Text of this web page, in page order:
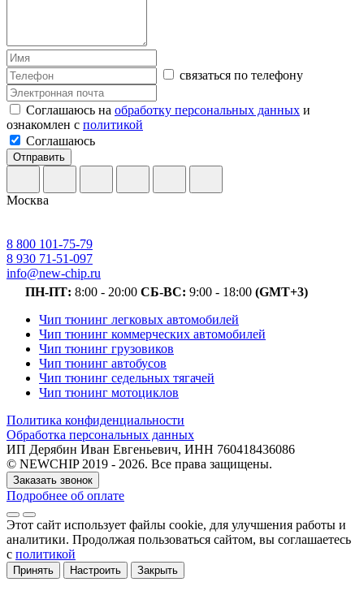
связаться по телефону
Соглашаюсь на обработку персональных данных и
ознакомлен с политикой
Соглашаюсь
Отправить
Москва
8 800 101-75-79
8 930 71-51-097
info@new-chip.ru
ПН-ПТ: 8:00 - 20:00 СБ-ВС: 9:00 - 18:00 (GMT+3)
Чип тюнинг легковых автомобилей
Чип тюнинг коммерческих автомобилей
Чип тюнинг грузовиков
Чип тюнинг автобусов
Чип тюнинг седельных тягачей
Чип тюнинг мотоциклов
Политика конфиденциальности
Обработка персональных данных
ИП Дерябин Иван Евгеньевич, ИНН 760418436086
© NEWCHIP 2019 - 2026. Все права защищены.
Заказать звонок
Подробнее об оплате
Этот сайт использует файлы cookie, для улучшения работы и
аналитики. Продолжая пользоваться сайтом, вы соглашаетесь
с политикой
Принять Настроить Закрыть